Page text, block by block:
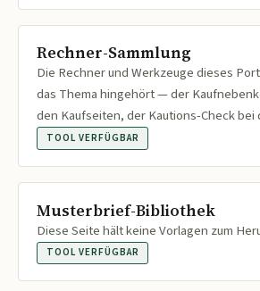
Rechner-Sammlung
Die Rechner und Werkzeuge dieses
das Thema hingehört — der
den Kaufseiten, der Kautions-Check
TOOL VERFÜGBAR
Musterbrief-Bibliothek
Diese Seite hält keine Vorlagen zum
TOOL VERFÜGBAR